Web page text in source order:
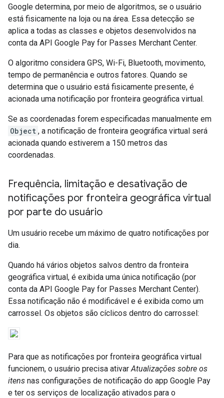
Google determina, por meio de algoritmos, se o usuário
está fisicamente na loja ou na área. Essa detecção se
aplica a todas as classes e objetos desenvolvidos na
conta da API Google Pay for Passes Merchant Center.
O algoritmo considera GPS, Wi-Fi, Bluetooth, movimento,
tempo de permanência e outros fatores. Quando se
determina que o usuário está fisicamente presente, é
acionada uma notificação por fronteira geográfica virtual.
Se as coordenadas forem especificadas manualmente em
Object , a notificação de fronteira geográfica virtual será
acionada quando estiverem a 150 metros das
coordenadas.
Frequência, limitação e desativação de
notificações por fronteira geográfica virtual
por parte do usuário
Um usuário recebe um máximo de quatro notificações por
dia.
Quando há vários objetos salvos dentro da fronteira
geográfica virtual, é exibida uma única notificação (por
conta da API Google Pay for Passes Merchant Center).
Essa notificação não é modificável e é exibida como um
carrossel. Os objetos são cíclicos dentro do carrossel:
Para que as notificações por fronteira geográfica virtual
funcionem, o usuário precisa ativarAtualizações sobre os
itens nas configurações de notificação do app Google Pay
e ter os serviços de localização ativados para o